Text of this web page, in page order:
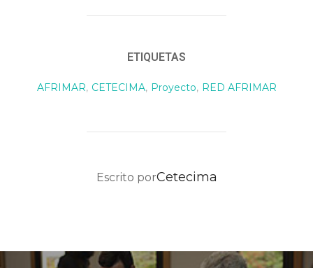
ETIQUETAS
AFRIMAR, CETECIMA, Proyecto, RED AFRIMAR
AUTOR DE LA PUBLICACIÓN
Escrito porCetecima